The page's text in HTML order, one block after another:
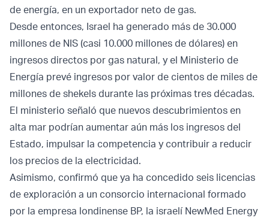
de energía, en un exportador neto de gas.
Desde entonces, Israel ha generado más de 30.000
millones de NIS (casi 10.000 millones de dólares) en
ingresos directos por gas natural, y el Ministerio de
Energía prevé ingresos por valor de cientos de miles de
millones de shekels durante las próximas tres décadas.
El ministerio señaló que nuevos descubrimientos en
alta mar podrían aumentar aún más los ingresos del
Estado, impulsar la competencia y contribuir a reducir
los precios de la electricidad.
Asimismo, confirmó que ya ha concedido seis licencias
de exploración a un consorcio internacional formado
por la empresa londinense BP, la israelí NewMed Energy